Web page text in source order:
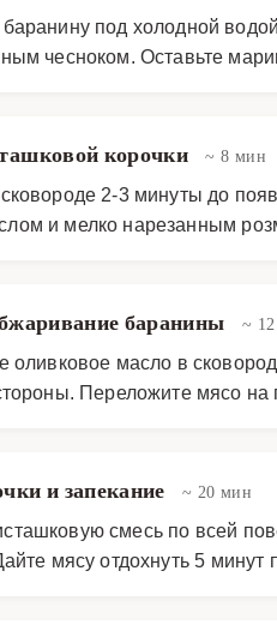
под холодной
чесноком. Оставьте
корочки ~ 8 мин
2-3 минуты до
и мелко нарезанным
баранины ~
оливковое масло в
Переложите мясо на
и запекание ~ 20 мин
смесь по всей
мясу отдохнуть 5 минут